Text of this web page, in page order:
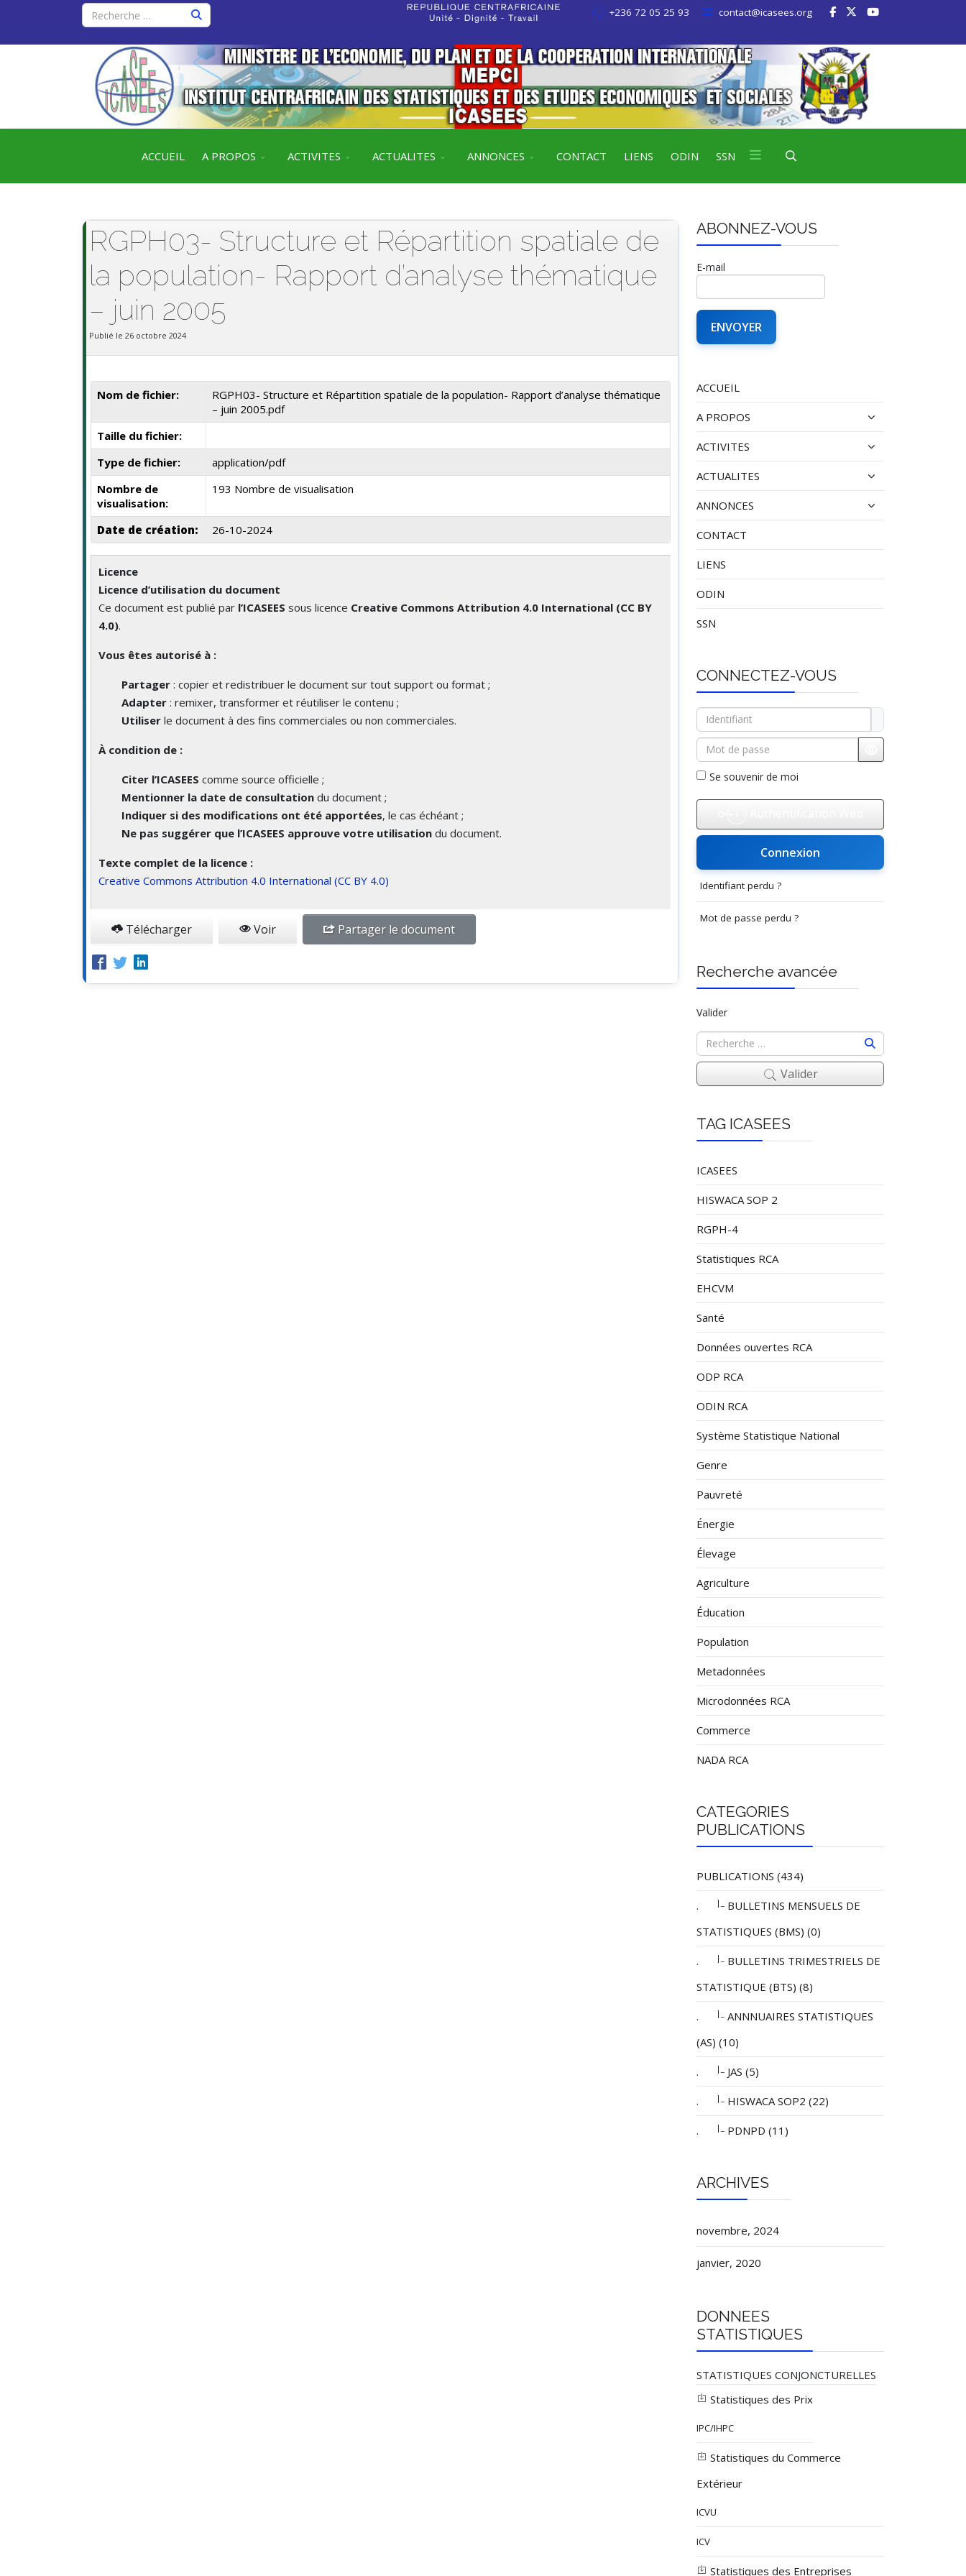
+236 72 05 25 93 contact@icasees.org
ACCUEIL A PROPOS ACTIVITES ACTUALITES ANNONCES CONTACT LIENS ODIN SSN
RGPH03- Structure et Répartition spatiale de
la population- Rapport d’analyse thématique
– juin 2005
Publié le 26 octobre 2024
Nom de fichier:
RGPH03- Structure et Répartition spatiale de la population- Rapport d’analyse thématique
– juin 2005.pdf
Taille du fichier:
Type de fichier:
application/pdf
Nombre de
visualisation:
193 Nombre de visualisation
Date de création: 26-10-2024
Licence
Licence d’utilisation du document
Ce document est publié par l’ICASEES sous licence Creative Commons Attribution 4.0 International (CC BY
4.0).
Vous êtes autorisé à :
Partager : copier et redistribuer le document sur tout support ou format ;
Adapter : remixer, transformer et réutiliser le contenu ;
Utiliser le document à des fins commerciales ou non commerciales.
À condition de :
Citer l’ICASEES comme source officielle ;
Mentionner la date de consultation du document ;
Indiquer si des modifications ont été apportées, le cas échéant ;
Ne pas suggérer que l’ICASEES approuve votre utilisation du document.
Texte complet de la licence :
Creative Commons Attribution 4.0 International (CC BY 4.0)
Télécharger Voir Partager le document
ABONNEZ-VOUS
E-mail
ACCUEIL
A PROPOS
ACTIVITES
ACTUALITES
ANNONCES
CONTACT
LIENS
ODIN
SSN
CONNECTEZ-VOUS
Identifiant
Mot de passe
Afficher le mot
Se souvenir de moi
Connexion
Identifiant perdu ?
Mot de passe perdu ?
Recherche avancée
Valider
Valider
TAG ICASEES
ICASEES
HISWACA SOP 2
RGPH-4
Statistiques RCA
EHCVM
Santé
Données ouvertes RCA
ODP RCA
ODIN RCA
Système Statistique National
Genre
Pauvreté
Énergie
Élevage
Agriculture
Éducation
Population
Metadonnées
Microdonnées RCA
Commerce
NADA RCA
CATEGORIES
PUBLICATIONS
PUBLICATIONS (434)
. |_
BULLETINS MENSUELS DE
STATISTIQUES (BMS) (0)
. |_
BULLETINS TRIMESTRIELS DE
STATISTIQUE (BTS) (8)
. |_
ANNNUAIRES STATISTIQUES
(AS) (10)
. |_ JAS (5)
. |_ HISWACA SOP2 (22)
. |_ PDNPD (11)
ARCHIVES
novembre, 2024
janvier, 2020
DONNEES
STATISTIQUES
STATISTIQUES CONJONCTURELLES
Statistiques des Prix
IPC/IHPC
Statistiques du Commerce
Extérieur
ICVU
ICV
Statistiques des Entreprises